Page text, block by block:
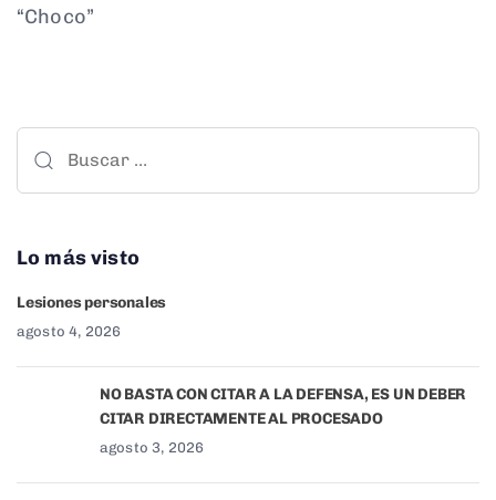
“Choco”
Lo más visto
Lesiones personales
agosto 4, 2026
NO BASTA CON CITAR A LA DEFENSA, ES UN DEBER
CITAR DIRECTAMENTE AL PROCESADO
agosto 3, 2026